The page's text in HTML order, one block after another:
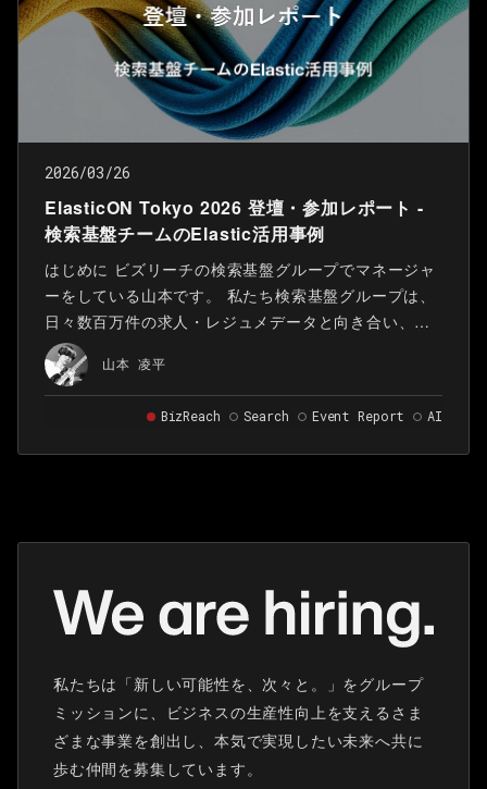
2026/03/26
ElasticON Tokyo 2026 登壇・参加レポート -
検索基盤チームのElastic活用事例
はじめに ビズリーチの検索基盤グループでマネージャ
ーをしている山本です。 私たち検索基盤グループは、
日々数百万件の求人・レジュメデータと向き合い、求
職者と企業の最適なマッチング機会の創出を「検索技
術」で支えています。
山本 凌平
BizReach Search Event Report AI
私たちは「新しい可能性を、次々と。」をグループ
ミッションに、ビジネスの生産性向上を支えるさま
ざまな事業を創出し、本気で実現したい未来へ共に
歩む仲間を募集しています。